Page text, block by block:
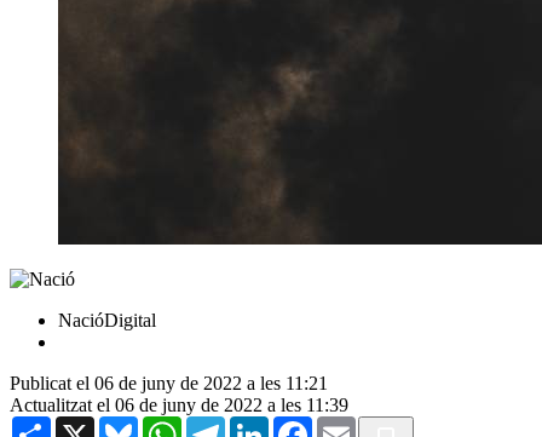
NacióDigital
Publicat el 06 de juny de 2022 a les 11:21
Actualitzat el 06 de juny de 2022 a les 11:39
Share X BlueskyWhatsAppTelegramLinkedInFacebook
Email